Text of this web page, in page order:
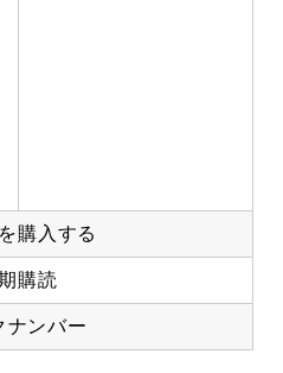
購入する
購読
ナンバー